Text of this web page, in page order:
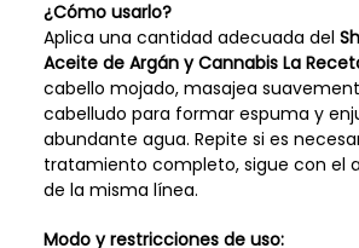
¿Cómo usarlo?
Aplica una cantidad adecuada del
Aceite de Argán y Cannabis La
cabello mojado, masajea
cabelludo para formar espuma y
abundante agua. Repite si es
tratamiento completo, sigue con el
de la misma línea.
Modo y restricciones de uso: